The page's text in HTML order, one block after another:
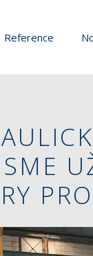
Reference